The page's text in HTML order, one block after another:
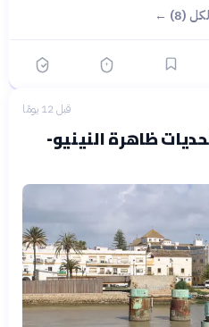
(8) ←
قبل 12 يومًا
ظاهرة النينيو-